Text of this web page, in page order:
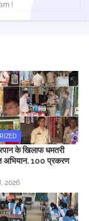
!
के खिलाफ धमतरी
अभियान, 100 प्रकरण
2026